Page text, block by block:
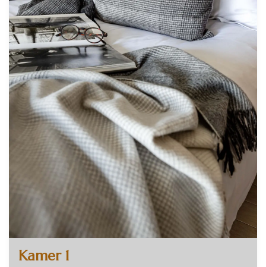
Kamer 1